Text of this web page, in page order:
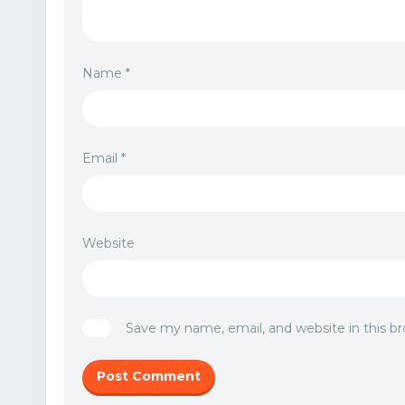
Name *
Email *
Website
Save my name, email, and website in this